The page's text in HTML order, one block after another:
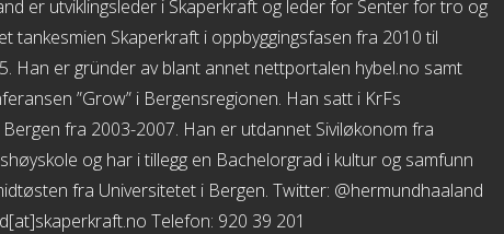
er utviklingsleder i Skaperkraft og leder for Senter for tro og
tankesmien Skaperkraft i oppbyggingsfasen fra 2010 til
Han er gründer av blant annet nettportalen hybel.no samt
”Grow” i Bergensregionen. Han satt i KrFs
fra 2003-2007. Han er utdannet Siviløkonom fra
og har i tillegg en Bachelorgrad i kultur og samfunn
fra Universitetet i Bergen. Twitter: @hermundhaaland
Telefon: 920 39 201